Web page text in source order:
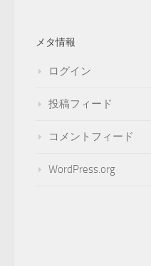
メタ情報
ログイン
投稿フィード
コメントフィード
WordPress.org